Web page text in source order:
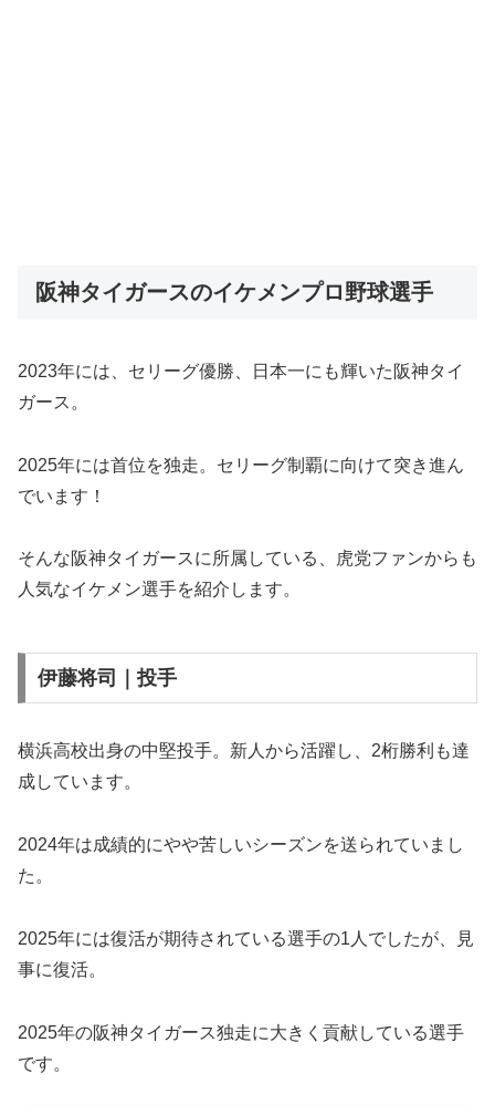
阪神タイガースのイケメンプロ野球選手
2023年には、セリーグ優勝、日本一にも輝いた阪神タイ
ガース。
2025年には首位を独走。セリーグ制覇に向けて突き進ん
でいます！
そんな阪神タイガースに所属している、虎党ファンからも
人気なイケメン選手を紹介します。
伊藤将司｜投手
横浜高校出身の中堅投手。新人から活躍し、2桁勝利も達
成しています。
2024年は成績的にやや苦しいシーズンを送られていまし
た。
2025年には復活が期待されている選手の1人でしたが、見
事に復活。
2025年の阪神タイガース独走に大きく貢献している選手
です。